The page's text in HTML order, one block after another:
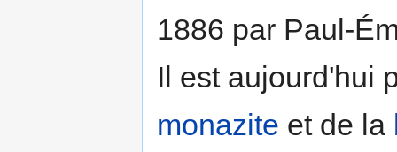
1886 par Paul-
Il est aujourd'hui
monazite et de la